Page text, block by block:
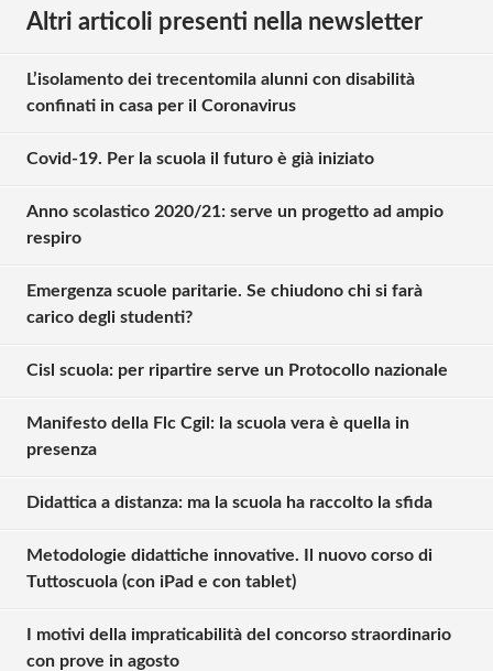
Altri articoli presenti nella newsletter
L’isolamento dei trecentomila alunni con disabilità
confinati in casa per il Coronavirus
Covid-19. Per la scuola il futuro è già iniziato
Anno scolastico 2020/21: serve un progetto ad ampio
respiro
Emergenza scuole paritarie. Se chiudono chi si farà
carico degli studenti?
Cisl scuola: per ripartire serve un Protocollo nazionale
Manifesto della Flc Cgil: la scuola vera è quella in
presenza
Didattica a distanza: ma la scuola ha raccolto la sfida
Metodologie didattiche innovative. Il nuovo corso di
Tuttoscuola (con iPad e con tablet)
I motivi della impraticabilità del concorso straordinario
con prove in agosto